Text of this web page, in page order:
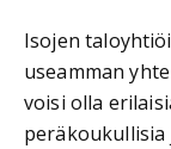
Isojen
useamman
voisi olla
peräkoukullisia